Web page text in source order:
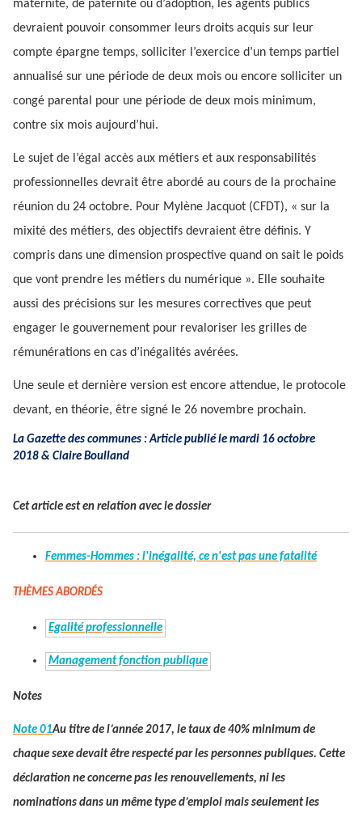
maternité, de paternité ou d’adoption, les agents publics
devraient pouvoir consommer leurs droits acquis sur leur
compte épargne temps, solliciter l’exercice d’un temps partiel
annualisé sur une période de deux mois ou encore solliciter un
congé parental pour une période de deux mois minimum,
contre six mois aujourd’hui.
Le sujet de l’égal accès aux métiers et aux responsabilités
professionnelles devrait être abordé au cours de la prochaine
réunion du 24 octobre. Pour Mylène Jacquot (CFDT), « sur la
mixité des métiers, des objectifs devraient être définis. Y
compris dans une dimension prospective quand on sait le poids
que vont prendre les métiers du numérique ». Elle souhaite
aussi des précisions sur les mesures correctives que peut
engager le gouvernement pour revaloriser les grilles de
rémunérations en cas d’inégalités avérées.
Une seule et dernière version est encore attendue, le protocole
devant, en théorie, être signé le 26 novembre prochain.
La Gazette des communes : Article publié le mardi 16 octobre
2018 & Claire Boulland
Cet article est en relation avec le dossier
Femmes-Hommes : l'inégalité, ce n'est pas une fatalité
THÈMES ABORDÉS
Egalité professionnelle
Management fonction publique
Notes
Note 01Au titre de l’année 2017, le taux de 40% minimum de
chaque sexe devait être respecté par les personnes publiques. Cette
déclaration ne concerne pas les renouvellements, ni les
nominations dans un même type d’emploi mais seulement les